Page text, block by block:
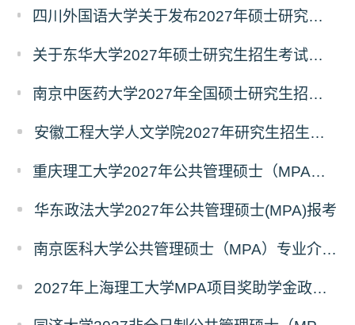
四川外国语大学关于发布2027年硕士研究生招生考试自命题科目大纲的公告
关于东华大学2027年硕士研究生招生考试（初试）招生目录拟调整公告（一）
南京中医药大学2027年全国硕士研究生招生考试初试自命题科目考试内容及参考书目
安徽工程大学人文学院2027年研究生招生简章
重庆理工大学2027年公共管理硕士（MPA）专业学位研究生（双证）报考
华东政法大学2027年公共管理硕士(MPA)报考
南京医科大学公共管理硕士（MPA）专业介绍（2027年）
2027年上海理工大学MPA项目奖助学金政策发布